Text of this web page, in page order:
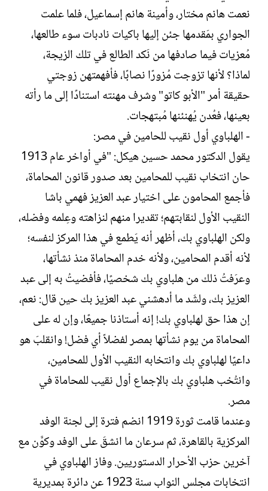
نعمت هانم مختار، وأمينة هانم إسماعيل، فلما علمت
الجواري بمَقدمها جئن إليها باكيات نادبات سوء طالعها،
مُعزيات فيما صادفها من نَكد الطالع في تلك الزيجة،
لماذا؟ لأنها تزوجت مُزورًا نصابًا، فأفهمتهن زوجتي
حقيقة أمر "الأبو كاتو" وشرف مهنته استنادًا إلى ما رأته
بعينها، فعُدن يُهنئنها مُبتهجات.
- الهلباوي أول نقيب للحامين في مصر:
يقول الدكتور محمد حسين هيكل: "في أواخر عام 1913
حان انتخاب نقيب للمحامين بعد صدور قانون المحاماة،
فأجمع المحامون على اختيار عبد العزيز فهمي باشا
النقيب الأول لنقابتهم؛ تقديرا منهم لنزاهته وعِلمه وفضله،
ولكن الهلباوي بك، أظهر أنه يَطمع في هذا المركز لنفسه؛
لأنه أقدم المحامين، ولأنه خدم المحاماة منذ نشأتها،
وعرَفتُ ذلك من هلباوي بك شخصيًا، فأفضيتُ به إلى عبد
العزيز بك، ولشَد ما أدهشني عبد العزيز بك حين قال: نعم،
إن هذا حق لهلباوي بك! إنه أستاذنا جميعًا، وإن له على
المحاماة من يوم نشأتها بمصر لفضلاً أي فضل! وانقلبَ هو
داعيًا لهلباوي بك وانتخابه النقيب الأول للمحامين،
وانتُخب هلباوي بك بالإجماع أول نقيب للمحاماة في
مصر.
وعندما قامت ثورة 1919 انضم فترة إلى لجنة الوفد
المركزية بالقاهرة، ثم سرعان ما انشقَ على الوفد وكوَّن مع
آخرين حزب الأحرار الدستوريين. وفاز الهلباوي في
انتخابات مجلس النواب سنة 1923 عن دائرة بمديرية